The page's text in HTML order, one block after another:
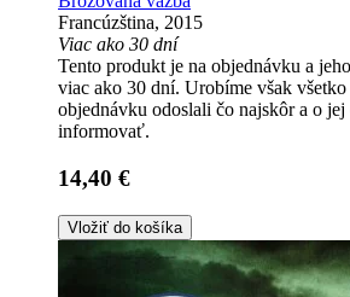
Francúzština, 2015
Viac ako 30 dní
Tento produkt je na objednávku a
viac ako 30 dní. Urobíme však všetko
objednávku odoslali čo najskôr a o jej
informovať.
14,40 €
Vložiť do košíka